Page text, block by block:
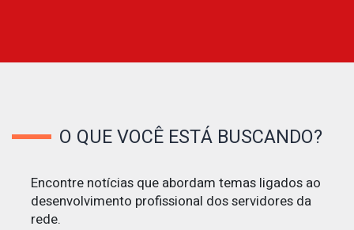
O QUE VOCÊ ESTÁ BUSCANDO?
Encontre notícias que abordam temas ligados ao
desenvolvimento profissional dos servidores da
rede.